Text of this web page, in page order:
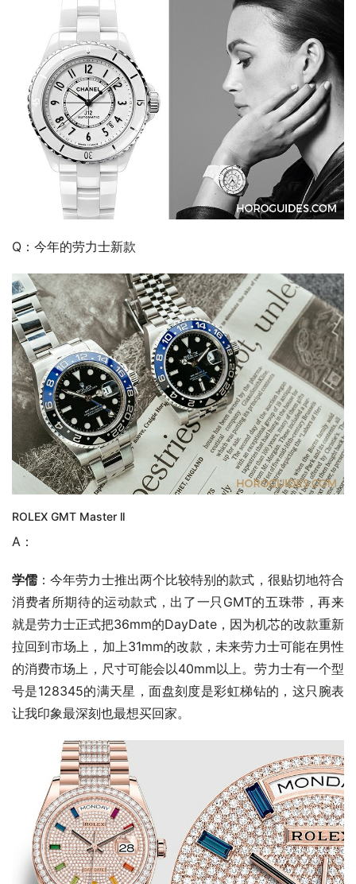
Q：今年的劳力士新款
ROLEX GMT Master ll
A：
学儒 ：今年劳力士推出两个比较特别的款式，很贴切地符合
消费者所期待的运动款式，出了一只GMT的五珠带，再来
就是劳力士正式把36mm的DayDate，因为机芯的改款重新
拉回到市场上，加上31mm的改款，未来劳力士可能在男性
的消费市场上，尺寸可能会以40mm以上。劳力士有一个型
号是128345的满天星，面盘刻度是彩虹梯钻的，这只腕表
让我印象最深刻也最想买回家。